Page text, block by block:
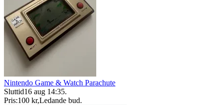
Nintendo Game & Watch Parachute
Sluttid16 aug 14:35.
Pris:100 kr,Ledande bud.